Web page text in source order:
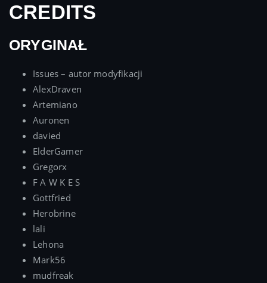
CREDITS
ORYGINAŁ
Issues – autor modyfikacji
AlexDraven
Artemiano
Auronen
davied
ElderGamer
Gregorx
F A W K E S
Gottfried
Herobrine
lali
Lehona
Mark56
mudfreak